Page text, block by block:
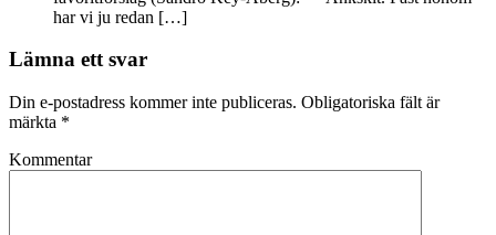
har vi ju redan […]
Lämna ett svar
Din e-postadress kommer inte publiceras. Obligatoriska fält är
märkta *
Kommentar